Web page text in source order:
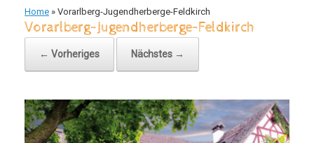
Home » Vorarlberg-Jugendherberge-Feldkirch
Vorarlberg-Jugendherberge-Feldkirch
← Vorheriges Nächstes →